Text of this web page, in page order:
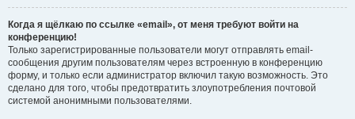
Когда я щёлкаю по ссылке «email», от меня требуют войти на
конференцию!
Только зарегистрированные пользователи могут отправлять email-
сообщения другим пользователям через встроенную в конференцию
форму, и только если администратор включил такую возможность. Это
сделано для того, чтобы предотвратить злоупотребления почтовой
системой анонимными пользователями.